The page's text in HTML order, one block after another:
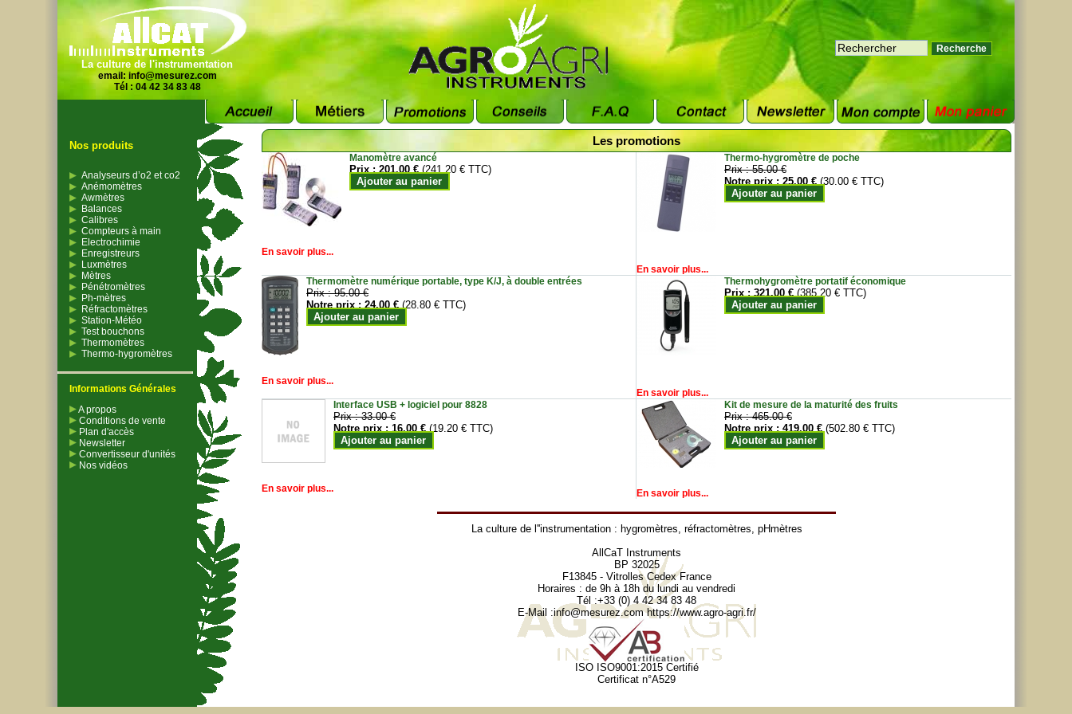
La culture de l'instrumentation
email: info@mesurez.com
Tél : 04 42 34 83 48
Nos produits
Analyseurs d’o2 et co2
Anémomètres
Awmètres
Balances
Calibres
Compteurs à main
Electrochimie
Enregistreurs
Luxmètres
Mètres
Pénétromètres
Ph-mètres
Réfractomètres
Station-Météo
Test bouchons
Thermomètres
Thermo-hygromètres
Informations Générales
A propos
Conditions de vente
Plan d'accès
Newsletter
Convertisseur d'unités
Nos vidéos
Les promotions
Manomètre avancé
Prix :201.00 € (241.20 € TTC)
Ajouter au panier
En savoir plus...
Thermo-hygromètre de poche
Prix :55.00 €
Notre prix :25.00 € (30.00 € TTC)
Ajouter au panier
En savoir plus...
Thermomètre numérique portable, type K/J, à double entrées
Prix :95.00 €
Notre prix :24.00 € (28.80 € TTC)
Ajouter au panier
En savoir plus...
Thermohygromètre portatif économique
Prix :321.00 € (385.20 € TTC)
Ajouter au panier
En savoir plus...
Interface USB + logiciel pour 8828
Prix :33.00 €
Notre prix :16.00 € (19.20 € TTC)
Ajouter au panier
En savoir plus...
Kit de mesure de la maturité des fruits
Prix :465.00 €
Notre prix :419.00 € (502.80 € TTC)
Ajouter au panier
En savoir plus...
La culture de l''instrumentation : hygromètres, réfractomètres, pHmètres
AllCaT Instruments
BP 32025
F13845 - Vitrolles Cedex France
Horaires : de 9h à 18h du lundi au vendredi
Tél :+33 (0) 4 42 34 83 48
E-Mail :info@mesurez.com https://www.agro-agri.fr/
ISO ISO9001:2015 Certifié
Certificat n°A529